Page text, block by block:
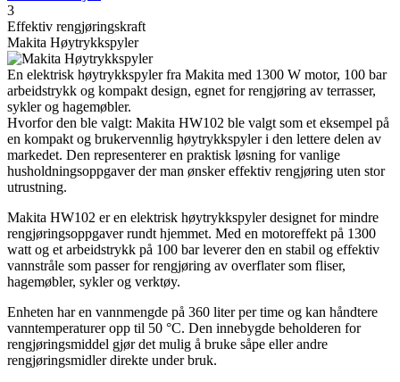
3
Effektiv rengjøringskraft
Makita Høytrykkspyler
En elektrisk høytrykkspyler fra Makita med 1300 W motor, 100 bar
arbeidstrykk og kompakt design, egnet for rengjøring av terrasser,
sykler og hagemøbler.
Hvorfor den ble valgt: Makita HW102 ble valgt som et eksempel på
en kompakt og brukervennlig høytrykkspyler i den lettere delen av
markedet. Den representerer en praktisk løsning for vanlige
husholdningsoppgaver der man ønsker effektiv rengjøring uten stor
utrustning.
Makita HW102 er en elektrisk høytrykkspyler designet for mindre
rengjøringsoppgaver rundt hjemmet. Med en motoreffekt på 1300
watt og et arbeidstrykk på 100 bar leverer den en stabil og effektiv
vannstråle som passer for rengjøring av overflater som fliser,
hagemøbler, sykler og verktøy.
Enheten har en vannmengde på 360 liter per time og kan håndtere
vanntemperaturer opp til 50 °C. Den innebygde beholderen for
rengjøringsmiddel gjør det mulig å bruke såpe eller andre
rengjøringsmidler direkte under bruk.